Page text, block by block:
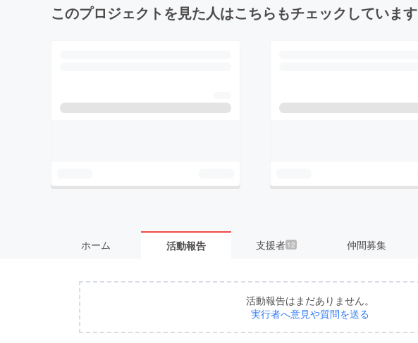
このプロジェクトを見た人はこちらもチェックしています
ホーム 活動報告 支援者 12 仲間募集
活動報告はまだありません。
実行者へ意見や質問を送る